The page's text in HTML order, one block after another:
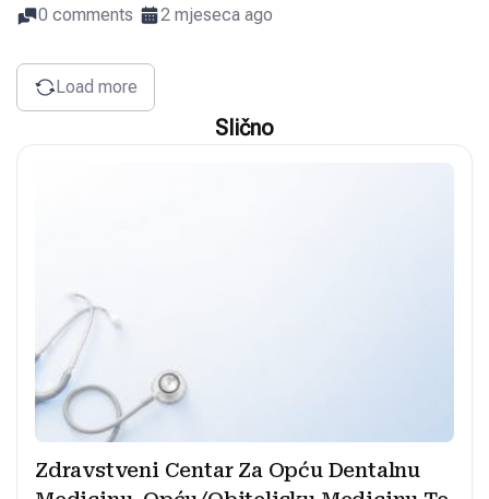
0 comments 2 mjeseca ago
Load more
Slično
Zdravstveni Centar Za Opću Dentalnu